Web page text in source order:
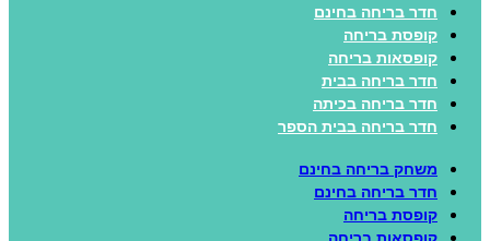
חדר בריחה בחינם
קופסת בריחה
קופסאות בריחה
חדר בריחה בבית
חדר בריחה בכיתה
חדר בריחה בבית הספר
משחק בריחה בחינם
חדר בריחה בחינם
קופסת בריחה